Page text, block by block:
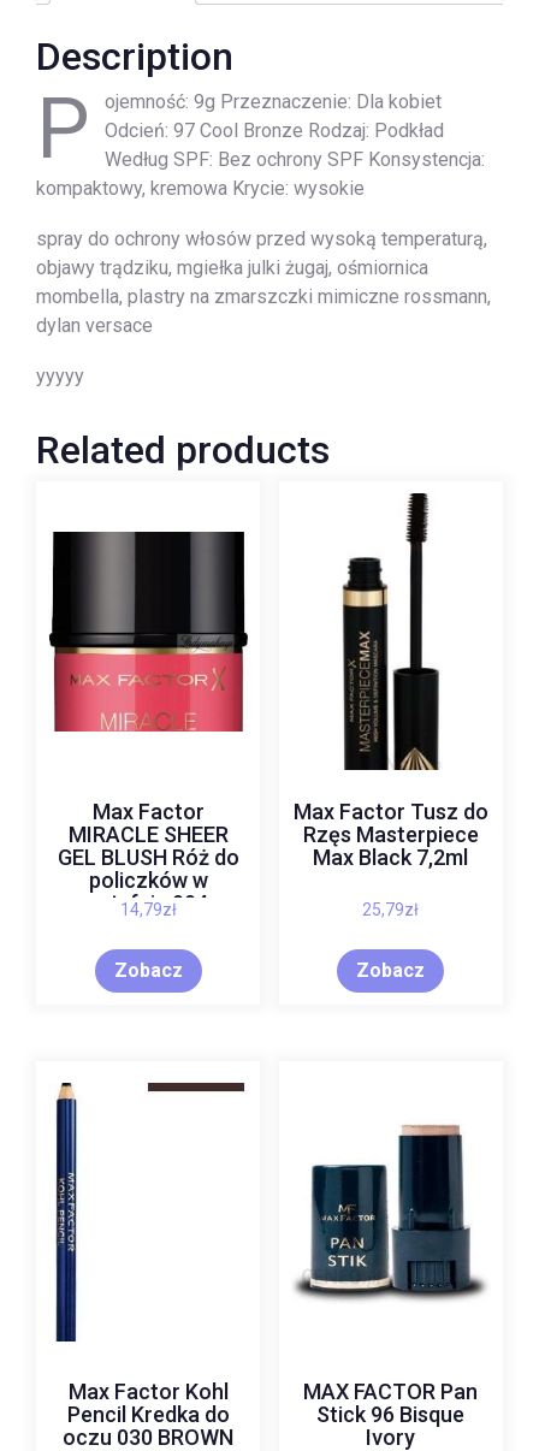
Description
P
ojemność: 9g Przeznaczenie: Dla kobiet
Odcień: 97 Cool Bronze Rodzaj: Podkład
Według SPF: Bez ochrony SPF Konsystencja:
kompaktowy, kremowa Krycie: wysokie
spray do ochrony włosów przed wysoką temperaturą,
objawy trądziku, mgiełka julki żugaj, ośmiornica
mombella, plastry na zmarszczki mimiczne rossmann,
dylan versace
yyyyy
Related products
Max Factor
MIRACLE SHEER
GEL BLUSH Róż do
policzków w
sztyfcie 004
GLOWING SUNRISE
14,79zł
Zobacz
Max Factor Tusz do
Rzęs Masterpiece
Max Black 7,2ml
25,79zł
Zobacz
Max Factor Kohl
Pencil Kredka do
oczu 030 BROWN
MAX FACTOR Pan
Stick 96 Bisque
Ivory